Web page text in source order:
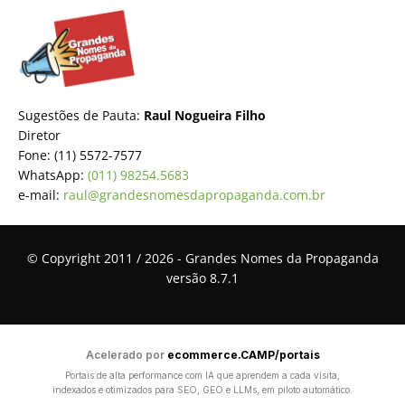
Sugestões de Pauta: Raul Nogueira Filho
Diretor
Fone: (11) 5572-7577
WhatsApp: (011) 98254.5683
e-mail: raul@grandesnomesdapropaganda.com.br
© Copyright 2011 / 2026 - Grandes Nomes da Propaganda
versão 8.7.1
Acelerado por ecommerce.CAMP/portais
Portais de alta performance com IA que aprendem a cada visita,
indexados e otimizados para SEO, GEO e LLMs, em piloto automático.